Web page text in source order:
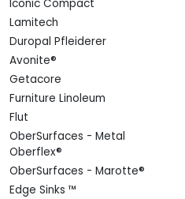
Iconic Compact
Lamitech
Duropal Pfleiderer
Avonite®
Getacore
Furniture Linoleum
Flut
OberSurfaces - Metal
Oberflex®
OberSurfaces - Marotte®
Edge Sinks ™